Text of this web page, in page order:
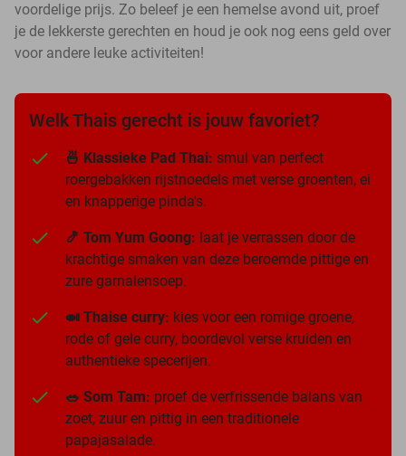
voordelige prijs. Zo beleef je een hemelse avond uit, proef
je de lekkerste gerechten en houd je ook nog eens geld over
voor andere leuke activiteiten!
Welk Thais gerecht is jouw favoriet?
🍜 Klassieke Pad Thai: smul van perfect
roergebakken rijstnoedels met verse groenten, ei
en knapperige pinda's.
🍤 Tom Yum Goong: laat je verrassen door de
krachtige smaken van deze beroemde pittige en
zure garnalensoep.
🍛 Thaise curry: kies voor een romige groene,
rode of gele curry, boordevol verse kruiden en
authentieke specerijen.
🥗 Som Tam: proef de verfrissende balans van
zoet, zuur en pittig in een traditionele
papajasalade.